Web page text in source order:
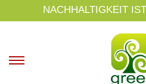
p
NACHHALTIGKEIT